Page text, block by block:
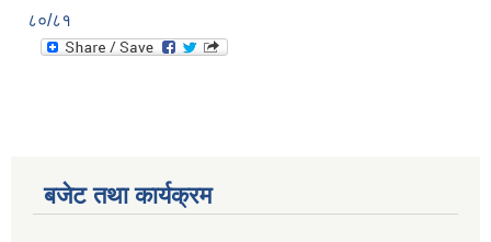
८०/८१
बजेट तथा कार्यक्रम